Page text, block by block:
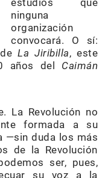
estudios que
ninguna
organización
convocará. O sí:
La Jiribilla, este
años del Caimán
La Revolución no
formada a su
—sin duda los más
de la Revolución
ser, pues,
su voz a la